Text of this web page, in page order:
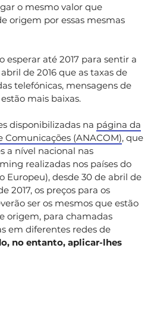
o mesmo valor que
origem por essas mesmas
esperar até 2017 para sentir a
de 2016 que as taxas de
telefónicas, mensagens de
mais baixas.
disponibilizadas na página da
(ANACOM), que
a nível nacional nas
realizadas nos países do
Europeu), desde 30 de abril de
2017, os preços para os
ser os mesmos que estão
origem, para chamadas
em diferentes redes de
no entanto, aplicar-lhes